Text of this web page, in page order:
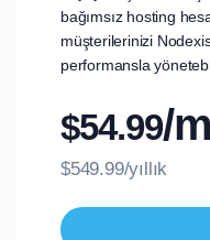
bağımsız hosting
müşterilerinizi
performansla
$54.99/
$549.99/yıllık